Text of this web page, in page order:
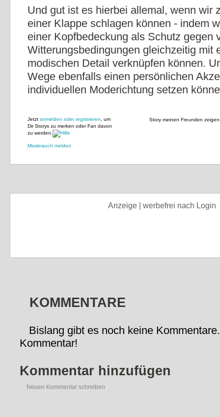
Und gut ist es hierbei allemal, wenn wir
einer Klappe schlagen können - indem
einer Kopfbedeckung als Schutz gegen
Witterungsbedingungen gleichzeitig mit
modischen Detail verknüpfen können.
Wege ebenfalls einen persönlichen
individuellen Moderichtung setzen
Story meinen Freunden
Jetzt anmelden oder registrieren , um
Dir Storys zu merken oder Fan davon
zu werden.
Missbrauch melden
Anzeige | werbefrei nach Login
KOMMENTARE
Bislang gibt es noch keine
Kommentar!
Kommentar hinzufügen
Neuen Kommentar schreiben